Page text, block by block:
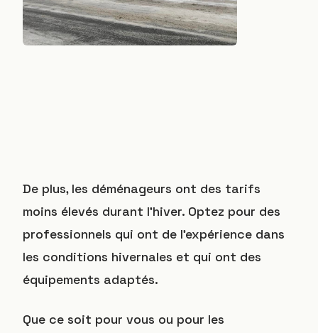
De plus, les déménageurs ont des tarifs
moins élevés durant l’hiver. Optez pour des
professionnels qui ont de l’expérience dans
les conditions hivernales et qui ont des
équipements adaptés.
Que ce soit pour vous ou pour les